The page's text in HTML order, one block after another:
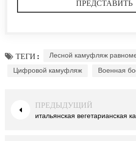
ТЕГИ :
Лесной камуфляж
Цифровой камуфляж
Военная
ПРЕДЫДУЩИЙ